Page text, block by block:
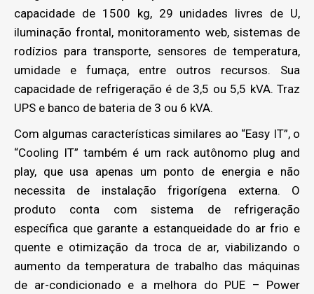
capacidade de 1500 kg, 29 unidades livres de U,
iluminação frontal, monitoramento web, sistemas de
rodízios para transporte, sensores de temperatura,
umidade e fumaça, entre outros recursos. Sua
capacidade de refrigeração é de 3,5 ou 5,5 kVA. Traz
UPS e banco de bateria de 3 ou 6 kVA.
Com algumas características similares ao “Easy IT”, o
“Cooling IT” também é um rack autônomo plug and
play, que usa apenas um ponto de energia e não
necessita de instalação frigorígena externa. O
produto conta com sistema de refrigeração
específica que garante a estanqueidade do ar frio e
quente e otimização da troca de ar, viabilizando o
aumento da temperatura de trabalho das máquinas
de ar-condicionado e a melhora do PUE – Power